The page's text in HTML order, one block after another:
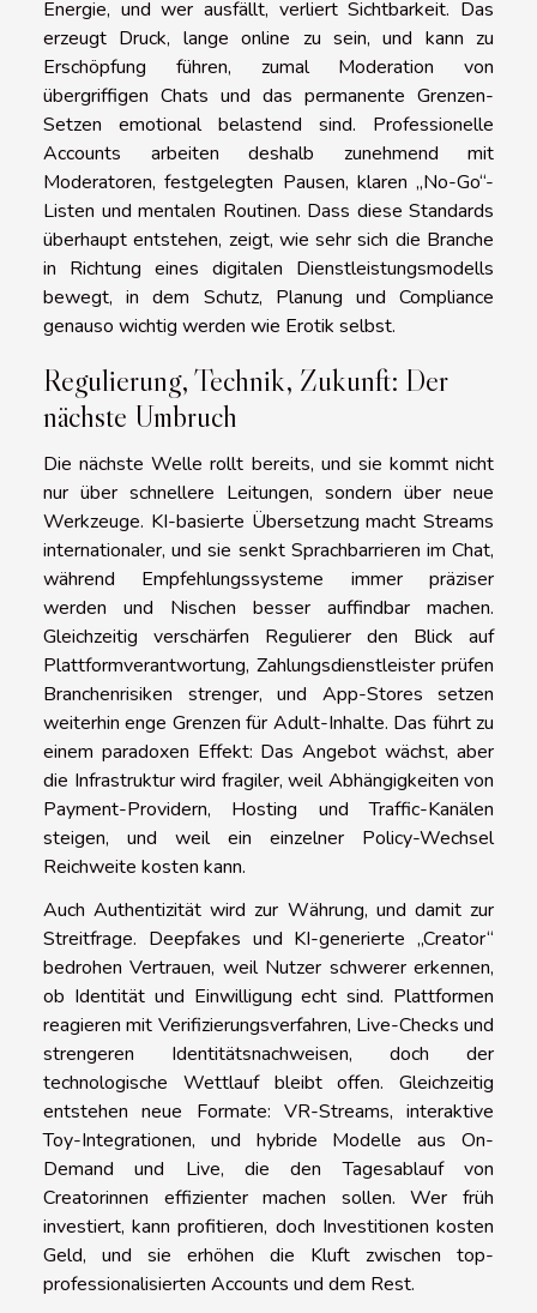
Energie, und wer ausfällt, verliert Sichtbarkeit. Das
erzeugt Druck, lange online zu sein, und kann zu
Erschöpfung führen, zumal Moderation von
übergriffigen Chats und das permanente Grenzen-
Setzen emotional belastend sind. Professionelle
Accounts arbeiten deshalb zunehmend mit
Moderatoren, festgelegten Pausen, klaren „No-Go“-
Listen und mentalen Routinen. Dass diese Standards
überhaupt entstehen, zeigt, wie sehr sich die Branche
in Richtung eines digitalen Dienstleistungsmodells
bewegt, in dem Schutz, Planung und Compliance
genauso wichtig werden wie Erotik selbst.
Regulierung, Technik, Zukunft: Der
nächste Umbruch
Die nächste Welle rollt bereits, und sie kommt nicht
nur über schnellere Leitungen, sondern über neue
Werkzeuge. KI-basierte Übersetzung macht Streams
internationaler, und sie senkt Sprachbarrieren im Chat,
während Empfehlungssysteme immer präziser
werden und Nischen besser auffindbar machen.
Gleichzeitig verschärfen Regulierer den Blick auf
Plattformverantwortung, Zahlungsdienstleister prüfen
Branchenrisiken strenger, und App-Stores setzen
weiterhin enge Grenzen für Adult-Inhalte. Das führt zu
einem paradoxen Effekt: Das Angebot wächst, aber
die Infrastruktur wird fragiler, weil Abhängigkeiten von
Payment-Providern, Hosting und Traffic-Kanälen
steigen, und weil ein einzelner Policy-Wechsel
Reichweite kosten kann.
Auch Authentizität wird zur Währung, und damit zur
Streitfrage. Deepfakes und KI-generierte „Creator“
bedrohen Vertrauen, weil Nutzer schwerer erkennen,
ob Identität und Einwilligung echt sind. Plattformen
reagieren mit Verifizierungsverfahren, Live-Checks und
strengeren Identitätsnachweisen, doch der
technologische Wettlauf bleibt offen. Gleichzeitig
entstehen neue Formate: VR-Streams, interaktive
Toy-Integrationen, und hybride Modelle aus On-
Demand und Live, die den Tagesablauf von
Creatorinnen effizienter machen sollen. Wer früh
investiert, kann profitieren, doch Investitionen kosten
Geld, und sie erhöhen die Kluft zwischen top-
professionalisierten Accounts und dem Rest.